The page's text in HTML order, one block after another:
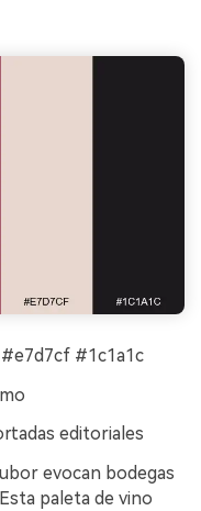
#1c1a1c
editoriales
evocan bodegas
paleta de vino